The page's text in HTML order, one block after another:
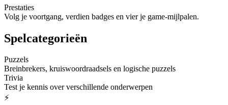
Prestaties
Volg je voortgang, verdien badges en vier je game-mijlpalen.
Spelcategorieën
Puzzels
Breinbrekers, kruiswoordraadsels en logische puzzels
Trivia
Test je kennis over verschillende onderwerpen
⚡